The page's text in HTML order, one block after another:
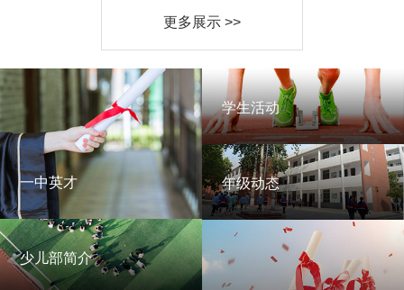
更多展示 >>
一中英才
一中英才
少儿部简介
学生活动
学生活动
年级动态
年级动态